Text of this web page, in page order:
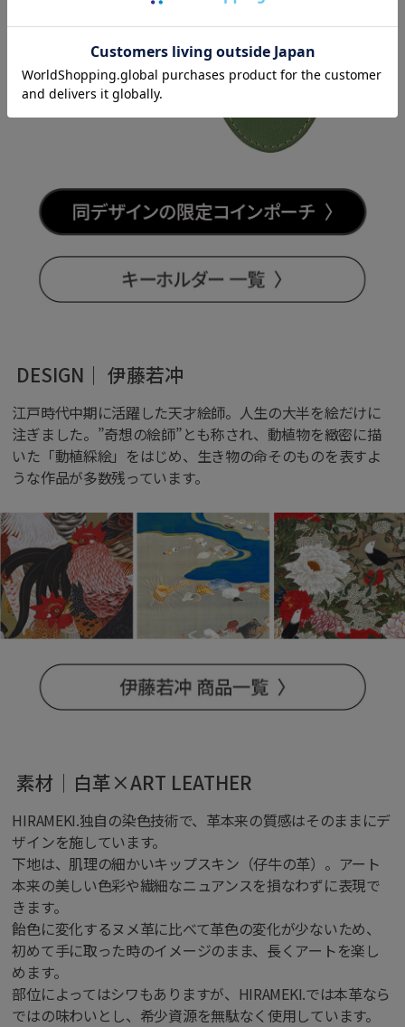
DESIGN｜ 伊藤若冲
江戸時代中期に活躍した天才絵師。人生の大半を絵だけに
注ぎました。”奇想の絵師”とも称され、動植物を緻密に描
いた「動植綵絵」をはじめ、生き物の命そのものを表すよ
うな作品が多数残っています。
素材｜白革×ART LEATHER
HIRAMEKI.独自の染色技術で、革本来の質感はそのままにデ
ザインを施しています。
下地は、肌理の細かいキップスキン（仔牛の革）。アート
本来の美しい色彩や繊細なニュアンスを損なわずに表現で
きます。
飴色に変化するヌメ革に比べて革色の変化が少ないため、
初めて手に取った時のイメージのまま、長くアートを楽し
めます。
部位によってはシワもありますが、HIRAMEKI.では本革なら
ではの味わいとし、希少資源を無駄なく使用しています。